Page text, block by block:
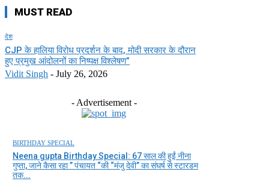
MUST READ
देश
CJP के हालिया विरोध प्रदर्शन के बाद, मोदी सरकार के दौरान
हुए प्रमुख आंदोलनों का निष्पक्ष विश्लेषण”
Vidit Singh - July 26, 2026
- Advertisement -
BIRTHDAY SPECIAL
Neena gupta Birthday Special: 67 साल की हुईं नीना
गुप्ता, जाने कैसा रहा ” पंचायत “की “मंजु देवी” का संघर्ष से स्टारडम
तक...